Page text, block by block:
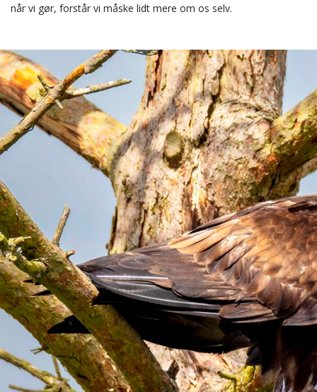
når vi gør, forstår vi måske lidt mere om os selv.